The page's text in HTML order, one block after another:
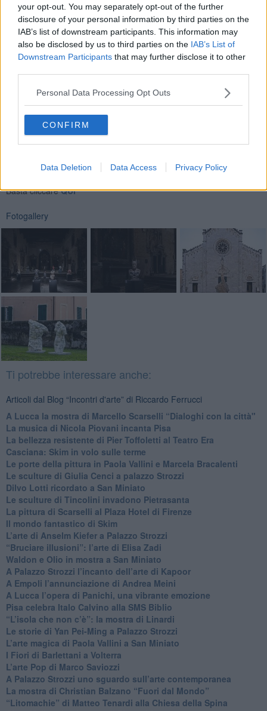
your opt-out. You may separately opt-out of the further
disclosure of your personal information by third parties on the
IAB’s list of downstream participants. This information may
also be disclosed by us to third parties on the IAB’s List of
Downstream Participants that may further disclose it to other
Personal Data Processing Opt Outs
CONFIRM
Data Deletion Data Access Privacy Policy
degli anni una dimestichezza con le varie tecniche e tecnologie
applicabili alla produzione plastica e non cessa di sperimentare e
soprattutto un artista che utilizza la scultura come strumento di
indagine dell’esistente, una forma di pensiero tradotta in forme
solide.”
Se vuoi leggere le notizie principali della Toscana iscriviti alla
Newsletter QUInews - ToscanaMedia.
Arriva gratis tutti i giorni
alle 20:00 direttamente nella tua casella di posta.
Basta cliccareQUI
Fotogallery
Ti potrebbe interessare anche:
Articoli dal Blog “Incontri d'arte” di Riccardo Ferrucci
A Lucca la mostra di Marcello Scarselli “Dialoghi con la città"
​La musica di Nicola Piovani incanta Pisa
​La bellezza resistente di Pier Toffoletti al Teatro Era
​Casciana: Skim in volo sulle terme
​Le porte della pittura in Paola Vallini e Marcela Bracalenti
​Le sculture di Giulia Cenci a palazzo Strozzi
​Dilvo Lotti ricordato a San Miniato
​Le sculture di Tincolini invadono Pietrasanta
La pittura di Scarselli al Plaza Hotel di Firenze
​Il mondo fantastico di Skim
​L’arte di Anselm Kiefer a Palazzo Strozzi
​“Bruciare illusioni”: l’arte di Elisa Zadi
​Waldon e Olio in mostra a San Miniato
​A Palazzo Strozzi l’incanto dell’arte di Kapoor
​A Empoli l’annunciazione di Andrea Meini
A Lucca l’opera di Panichi, una vibrante emozione
Pisa celebra Italo Calvino alla SMS Biblio
“L’isola che non c’è”: la mostra di Linardi
​Le storie di Yan Pei-Ming a Palazzo Strozzi
​L’arte magica di Paola Vallini a San Miniato
​I Fiori di Barlettani a Volterra
​L’arte Pop di Marco Saviozzi
​A Palazzo Strozzi uno sguardo sull’arte contemporanea
La mostra di Christian Balzano “Fuori dal Mondo”
​“Litomachie” di Matteo Tenardi alla Chiesa della Spina